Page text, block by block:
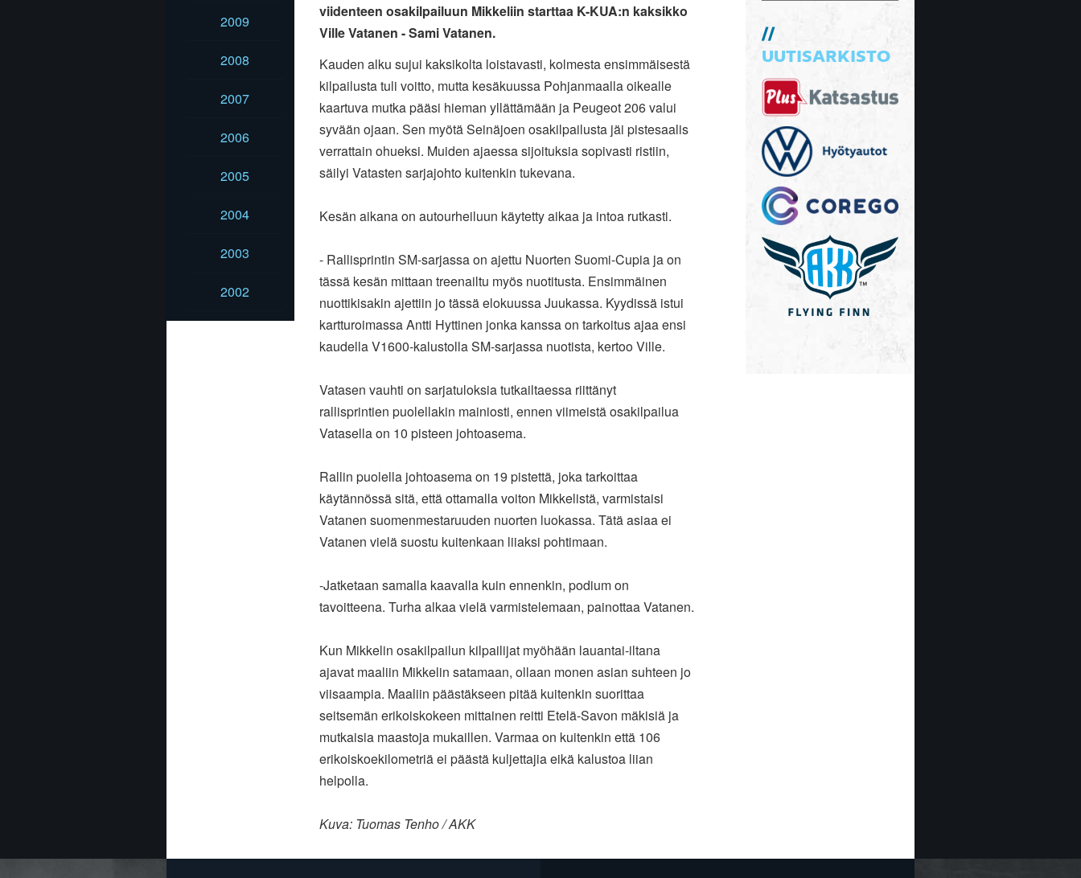
2009
2008
2007
2006
2005
2004
2003
2002
viidenteen osakilpailuun Mikkeliin starttaa K-KUA:n kaksikko
Ville Vatanen - Sami Vatanen.
Kauden alku sujui kaksikolta loistavasti, kolmesta ensimmäisestä
kilpailusta tuli voitto, mutta kesäkuussa Pohjanmaalla oikealle
kaartuva mutka pääsi hieman yllättämään ja Peugeot 206 valui
syvään ojaan. Sen myötä Seinäjoen osakilpailusta jäi pistesaalis
verrattain ohueksi. Muiden ajaessa sijoituksia sopivasti ristiin,
säilyi Vatasten sarjajohto kuitenkin tukevana.
Kesän aikana on autourheiluun käytetty aikaa ja intoa rutkasti.
- Rallisprintin SM-sarjassa on ajettu Nuorten Suomi-Cupia ja on
tässä kesän mittaan treenailtu myös nuotitusta. Ensimmäinen
nuottikisakin ajettiin jo tässä elokuussa Juukassa. Kyydissä istui
kartturoimassa Antti Hyttinen jonka kanssa on tarkoitus ajaa ensi
kaudella V1600-kalustolla SM-sarjassa nuotista, kertoo Ville.
Vatasen vauhti on sarjatuloksia tutkailtaessa riittänyt
rallisprintien puolellakin mainiosti, ennen viimeistä osakilpailua
Vatasella on 10 pisteen johtoasema.
Rallin puolella johtoasema on 19 pistettä, joka tarkoittaa
käytännössä sitä, että ottamalla voiton Mikkelistä, varmistaisi
Vatanen suomenmestaruuden nuorten luokassa. Tätä asiaa ei
Vatanen vielä suostu kuitenkaan liiaksi pohtimaan.
-Jatketaan samalla kaavalla kuin ennenkin, podium on
tavoitteena. Turha alkaa vielä varmistelemaan, painottaa Vatanen.
Kun Mikkelin osakilpailun kilpailijat myöhään lauantai-iltana
ajavat maaliin Mikkelin satamaan, ollaan monen asian suhteen jo
viisaampia. Maaliin päästäkseen pitää kuitenkin suorittaa
seitsemän erikoiskokeen mittainen reitti Etelä-Savon mäkisiä ja
mutkaisia maastoja mukaillen. Varmaa on kuitenkin että 106
erikoiskoekilometriä ei päästä kuljettajia eikä kalustoa liian
helpolla.
Kuva: Tuomas Tenho / AKK
UUTISARKISTO